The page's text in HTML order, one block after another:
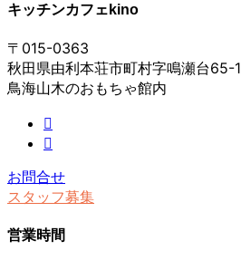
キッチンカフェkino
〒015-0363
秋田県由利本荘市町村字鳴瀬台65-1
鳥海山木のおもちゃ館内
お問合せ
スタッフ募集
営業時間